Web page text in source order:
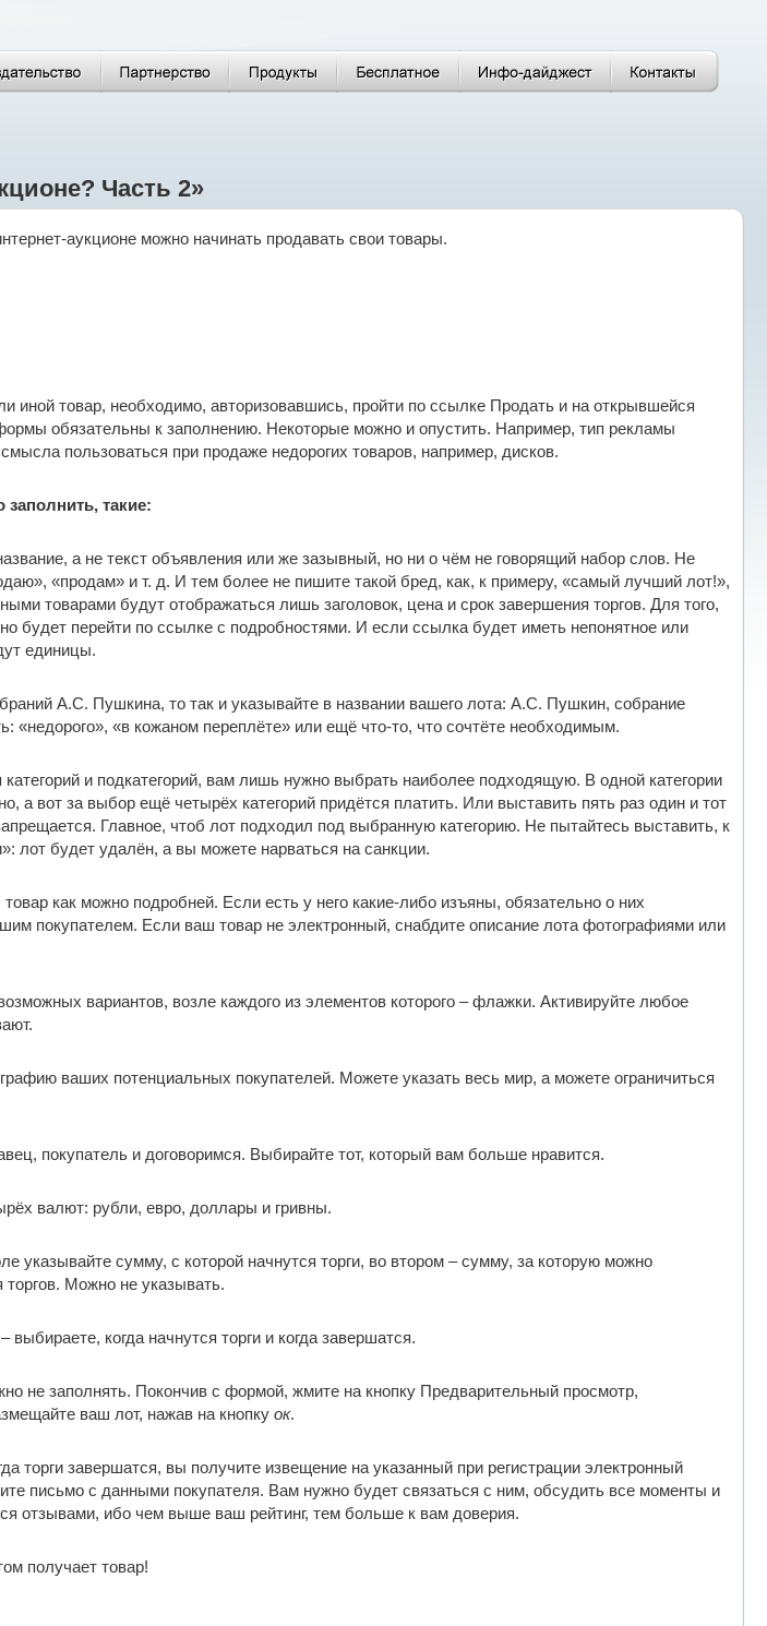
Часть 2»
аукционе можно начинать продавать свои товары.
иной товар, необходимо, авторизовавшись, пройти по ссылке Продать и на открывшейся
обязательны к заполнению. Некоторые можно и опустить. Например, тип рекламы
пользоваться при продаже недорогих товаров, например, дисков.
такие:
а не текст объявления или же зазывный, но ни о чём не говорящий набор слов. Не
«продам» и т. д. И тем более не пишите такой бред, как, к примеру, «самый лучший лот!»,
товарами будут отображаться лишь заголовок, цена и срок завершения торгов. Для того,
будет перейти по ссылке с подробностями. И если ссылка будет иметь непонятное или
единицы.
А.С. Пушкина, то так и указывайте в названии вашего лота: А.С. Пушкин, собрание
«недорого», «в кожаном переплёте» или ещё что-то, что сочтёте необходимым.
и подкатегорий, вам лишь нужно выбрать наиболее подходящую. В одной категории
а вот за выбор ещё четырёх категорий придётся платить. Или выставить пять раз один и тот
Главное, чтоб лот подходил под выбранную категорию. Не пытайтесь выставить, к
лот будет удалён, а вы можете нарваться на санкции.
как можно подробней. Если есть у него какие-либо изъяны, обязательно о них
покупателем. Если ваш товар не электронный, снабдите описание лота фотографиями или
вариантов, возле каждого из элементов которого – флажки. Активируйте любое
ваших потенциальных покупателей. Можете указать весь мир, а можете ограничиться
покупатель и договоримся. Выбирайте тот, который вам больше нравится.
валют: рубли, евро, доллары и гривны.
указывайте сумму, с которой начнутся торги, во втором – сумму, за которую можно
Можно не указывать.
когда начнутся торги и когда завершатся.
не заполнять. Покончив с формой, жмите на кнопку Предварительный просмотр,
ваш лот, нажав на кнопку ок.
торги завершатся, вы получите извещение на указанный при регистрации электронный
письмо с данными покупателя. Вам нужно будет связаться с ним, обсудить все моменты и
отзывами, ибо чем выше ваш рейтинг, тем больше к вам доверия.
получает товар!